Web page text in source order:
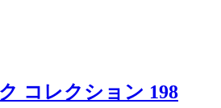
コレクション 198